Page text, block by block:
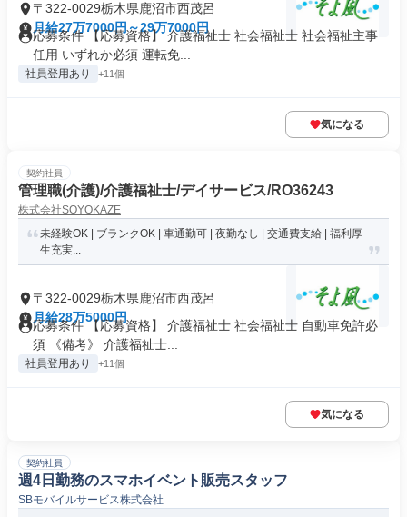
〒322-0029栃木県鹿沼市西茂呂
月給27万7000円～29万7000円
応募条件 【応募資格】 介護福祉士 社会福祉士 社会福祉主事
任用 いずれか必須 運転免...
社員登用あり +11個
気になる
契約社員
管理職(介護)/介護福祉士/デイサービス/RO36243
株式会社SOYOKAZE
未経験OK | ブランクOK | 車通勤可 | 夜勤なし | 交通費支給 | 福利厚
生充実...
〒322-0029栃木県鹿沼市西茂呂
月給28万5000円
応募条件 【応募資格】 介護福祉士 社会福祉士 自動車免許必
須 《備考》 介護福祉士...
社員登用あり +11個
気になる
契約社員
週4日勤務のスマホイベント販売スタッフ
SBモバイルサービス株式会社